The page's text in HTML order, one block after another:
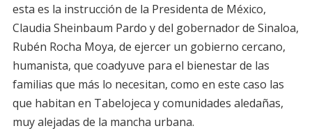
esta es la instrucción de la Presidenta de México,
Claudia Sheinbaum Pardo y del gobernador de Sinaloa,
Rubén Rocha Moya, de ejercer un gobierno cercano,
humanista, que coadyuve para el bienestar de las
familias que más lo necesitan, como en este caso las
que habitan en Tabelojeca y comunidades aledañas,
muy alejadas de la mancha urbana.